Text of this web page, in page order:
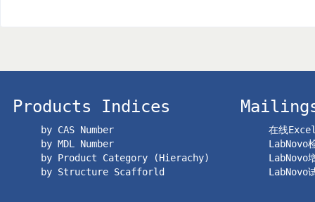
Products Indices
by CAS Number
by MDL Number
by Product Category (Hierachy)
by Structure Scafforld
在线
LabNovo
LabNovo
LabNovo